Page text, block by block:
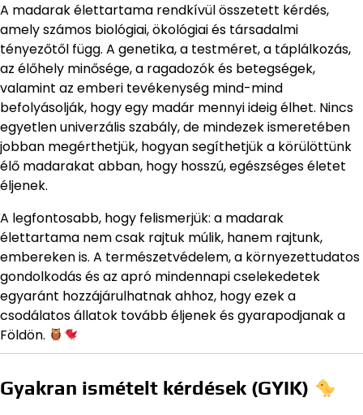
A madarak élettartama rendkívül összetett kérdés,
amely számos biológiai, ökológiai és társadalmi
tényezőtől függ. A genetika, a testméret, a táplálkozás,
az élőhely minősége, a ragadozók és betegségek,
valamint az emberi tevékenység mind-mind
befolyásolják, hogy egy madár mennyi ideig élhet. Nincs
egyetlen univerzális szabály, de mindezek ismeretében
jobban megérthetjük, hogyan segíthetjük a körülöttünk
élő madarakat abban, hogy hosszú, egészséges életet
éljenek.
A legfontosabb, hogy felismerjük: a madarak
élettartama nem csak rajtuk múlik, hanem rajtunk,
embereken is. A természetvédelem, a környezettudatos
gondolkodás és az apró mindennapi cselekedetek
egyaránt hozzájárulhatnak ahhoz, hogy ezek a
csodálatos állatok tovább éljenek és gyarapodjanak a
Földön.
Gyakran ismételt kérdések (GYIK)